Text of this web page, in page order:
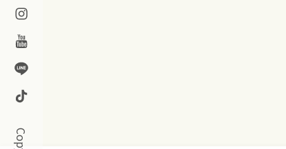
Instagram
Youtube
Line
TikTok